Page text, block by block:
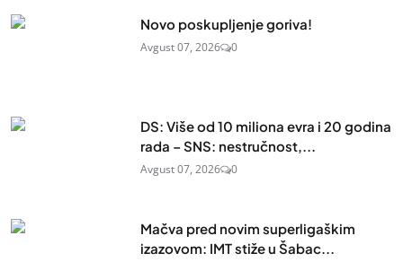
Novo poskupljenje goriva!
Avgust 07, 2026 0
DS: Više od 10 miliona evra i 20 godina
rada – SNS: nestručnost,...
Avgust 07, 2026 0
Mačva pred novim superligaškim
izazovom: IMT stiže u Šabac...